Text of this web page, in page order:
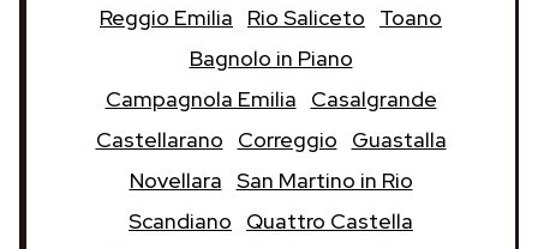
Reggio Emilia Rio Saliceto
Toano
Bagnolo in Piano
Campagnola Emilia
Casalgrande
Castellarano
Correggio
Guastalla
Novellara San Martino in Rio
Scandiano
Quattro Castella